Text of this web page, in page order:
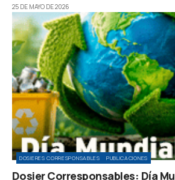
25 DE MAYO DE 2026
DOSIERES CORRESPONSABLES PUBLICACIONES
Dosier Corresponsables: Día